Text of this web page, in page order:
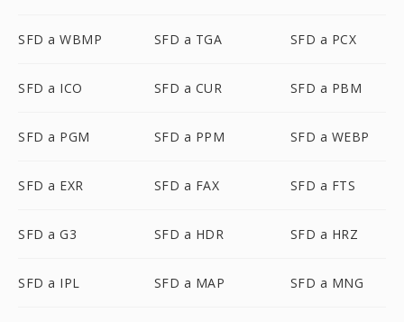
SFD a WBMP SFD a TGA SFD a PCX
SFD a ICO SFD a CUR SFD a PBM
SFD a PGM SFD a PPM SFD a WEBP
SFD a EXR SFD a FAX SFD a FTS
SFD a G3 SFD a HDR SFD a HRZ
SFD a IPL SFD a MAP SFD a MNG